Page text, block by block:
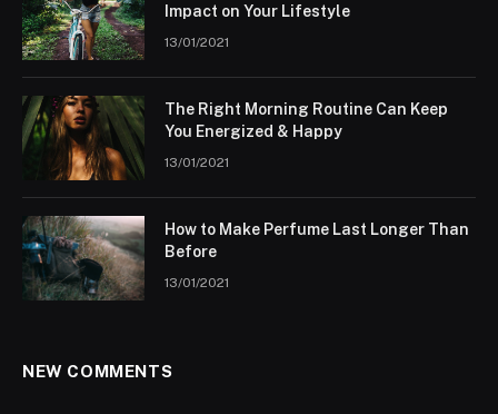
Impact on Your Lifestyle
13/01/2021
The Right Morning Routine Can Keep
You Energized & Happy
13/01/2021
How to Make Perfume Last Longer Than
Before
13/01/2021
NEW COMMENTS